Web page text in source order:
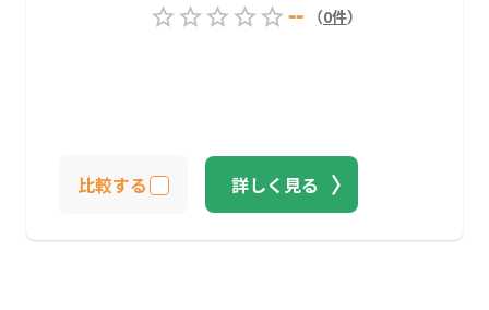
-- （0件）
比較する 詳しく見る